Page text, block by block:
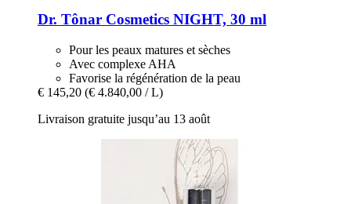
Dr. Tônar Cosmetics NIGHT, 30 ml
Pour les peaux matures et sèches
Avec complexe AHA
Favorise la régénération de la peau
€ 145,20 (€ 4.840,00 / L)
Livraison gratuite jusqu’au 13 août